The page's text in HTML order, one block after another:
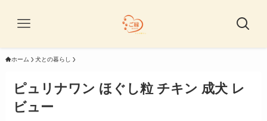
ホーム 犬との暮らし
ピュリナワン ほぐし粒 チキン 成犬 レ
ビュー